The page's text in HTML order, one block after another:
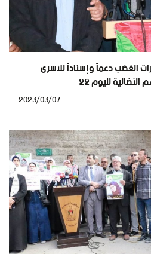
الغضب دعماً وإسناداً للأسرى
لليوم 22